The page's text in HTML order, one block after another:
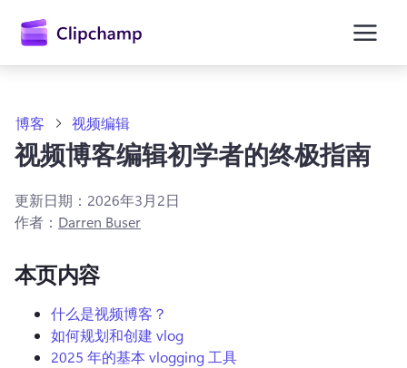
容
博客 视频编辑
视频博客编辑初学者的终极指南
更新日期： 2026年3月2日
作者： Darren Buser
本页内容
什么是视频博客？
如何规划和创建 vlog
2025 年的基本 vlogging 工具